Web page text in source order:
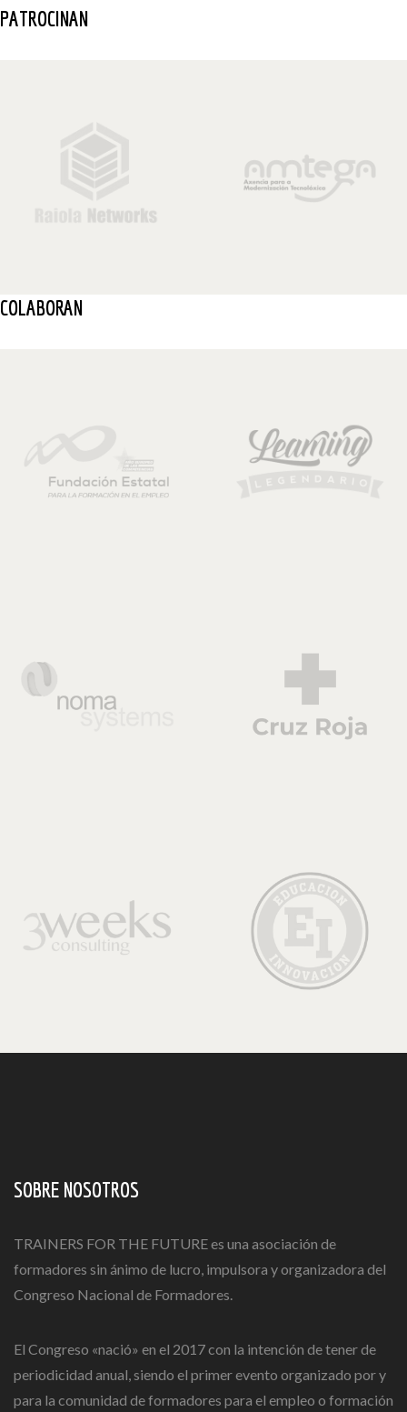
PATROCINAN
COLABORAN
SOBRE NOSOTROS
TRAINERS FOR THE FUTURE es una asociación de
formadores sin ánimo de lucro, impulsora y organizadora del
Congreso Nacional de Formadores.
El Congreso «nació» en el 2017 con la intención de tener de
periodicidad anual, siendo el primer evento organizado por y
para la comunidad de formadores para el empleo o formación